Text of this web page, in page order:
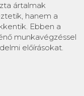
ártalmak
hanem a
Ebben a
munkavégzéssel
előírásokat.